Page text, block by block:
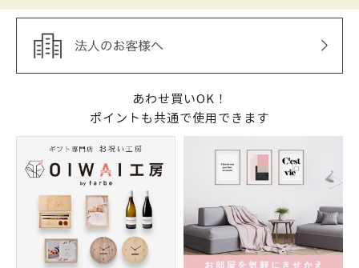
あわせ買いOK！
ポイントも共通で使用できます